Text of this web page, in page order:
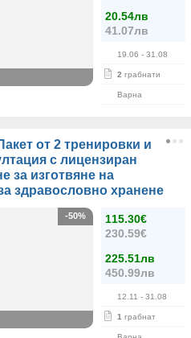
20.54лв
41.07лв
19.06 - 31.08
2 грабнати
Варна
от 2 тренировки и
с лицензиран
за изготвяне на
здравословно хранене
115.30€
230.59€
225.51лв
450.99лв
12.11 - 31.08
1 грабнат
-50%